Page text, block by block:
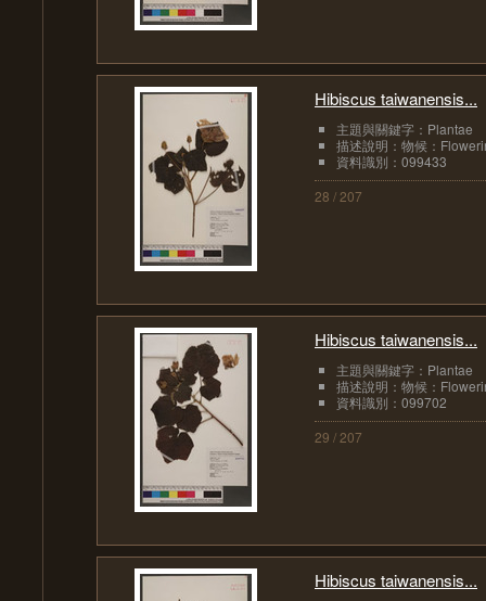
Hibiscus taiwanensis...
主題與關鍵字：Plantae
描述說明：物候：
資料識別：099433
28 / 207
Hibiscus taiwanensis...
主題與關鍵字：Plantae
描述說明：物候：
資料識別：099702
29 / 207
Hibiscus taiwanensis...